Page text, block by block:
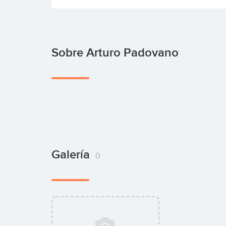
Sobre Arturo Padovano
Galería 0